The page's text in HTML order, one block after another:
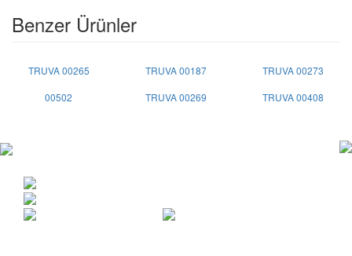
Benzer Ürünler
TRUVA 00265 TRUVA 00187
TRUVA 00273
00502
TRUVA 00269 TRUVA 00408